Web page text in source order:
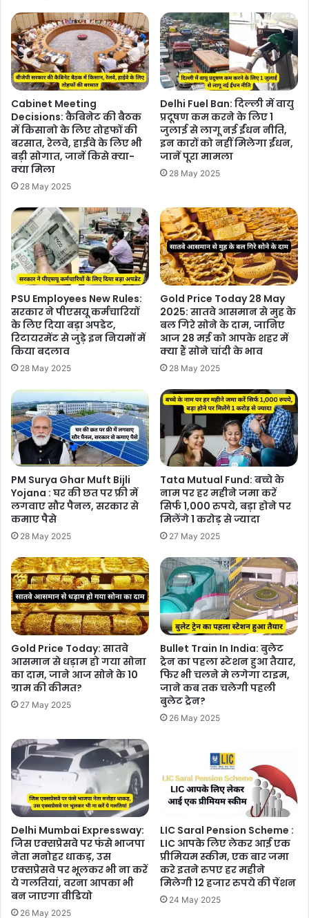
Cabinet Meeting
Decisions: कैबिनेट की बैठक
में किसानो के लिए तोहफों की
बरसात, रेलवे, हाईवे के लिए भी
बड़ी सोगात, जानें किसे क्या-
क्या मिला
28 May 2025
Delhi Fuel Ban: दिल्ली में वायु
प्रदूषण कम करने के लिए 1
जुलाई से लागू नई ईंधन नीति,
इन कारों को नहीं मिलेगा ईंधन,
जानें पूरा मामला
28 May 2025
PSU Employees New Rules:
सरकार ने पीएसयू कर्मचारियों
के लिए दिया बड़ा अपडेट,
रिटायरमेंट से जुड़े इन नियमों में
किया बदलाव
28 May 2025
Gold Price Today 28 May
2025: सातवे आसमान से मुह के
बल गिरे सोने के दाम, जानिए
आज 28 मई को आपके शहर में
क्या हैं सोने चांदी के भाव
28 May 2025
PM Surya Ghar Muft Bijli
Yojana : घर की छत पर फ्री में
लगवाए सौर पैनल, सरकार से
कमाए पैसे
28 May 2025
Tata Mutual Fund: बच्चे के
नाम पर हर महीने जमा करें
सिर्फ 1,000 रुपये, बड़ा होने पर
मिलेंगे 1 करोड़ से ज्यादा
27 May 2025
Gold Price Today: सातवे
आसमान से धड़ाम हो गया सोना
का दाम, जाने आज सोने के 10
ग्राम की कीमत?
27 May 2025
Bullet Train In India: बुलेट
ट्रेन का पहला स्टेशन हुआ तैयार,
फिर भी चलने मे लगेगा टाइम,
जाने कब तक चलेगी पहली
बुलेट ट्रेन?
26 May 2025
Delhi Mumbai Expressway:
जिस एक्सप्रेसवे पर फंसे भाजपा
नेता मनोहर धाकड़, उस
एक्सप्रेसवे पर भूलकर भी ना करें
ये गलतियां, वरना आपका भी
बन जाएगा वीडियो
26 May 2025
LIC Saral Pension Scheme :
LIC आपके लिए लेकर आई एक
प्रीमियम स्कीम, एक बार जमा
करे इतने रुपए हर महीने
मिलेगी 12 हजार रुपये की पेंशन
24 May 2025